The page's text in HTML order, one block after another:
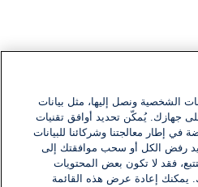
الشخصية ونصل إليها، مثل بيانات
جهازك. يُمكّن تحديد أوافق تقنيات
في إطار معالجتنا وشركائنا للبيانات
رفض الكل أو سحب موافقتك إلى
فقد لا تكون بعض المحتويات
يمكنك إعادة عرض هذه القائمة